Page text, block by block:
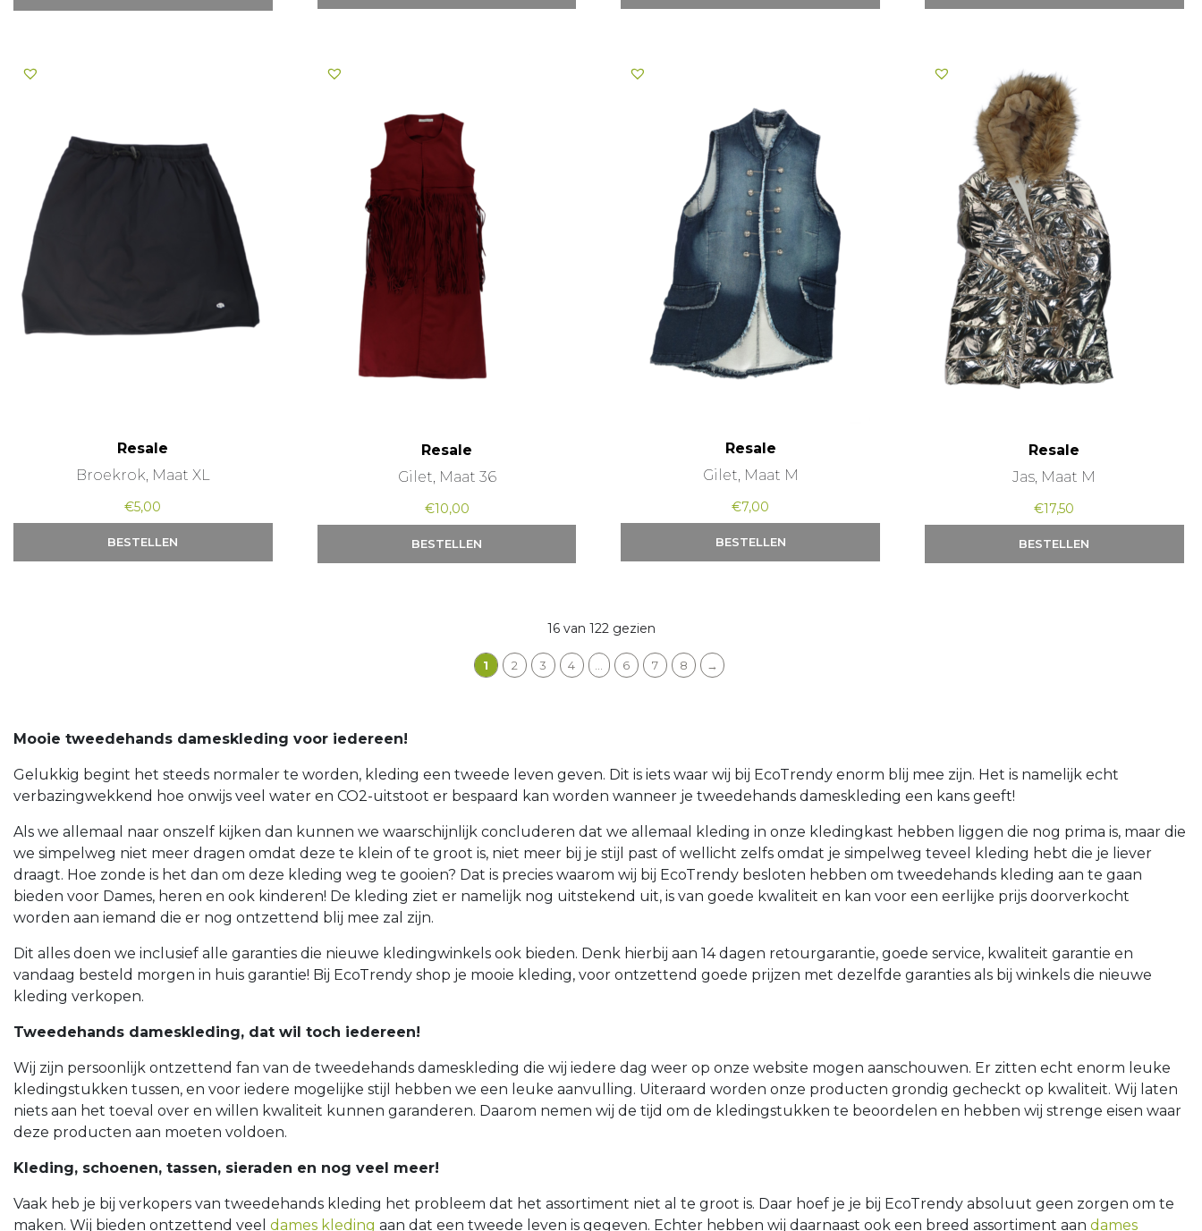
Resale
Broekrok, Maat XL
€5,00
BESTELLEN
Resale
Gilet, Maat 36
€10,00
BESTELLEN
Resale
Gilet, Maat M
€7,00
BESTELLEN
Resale
Jas, Maat M
€17,50
BESTELLEN
16 van 122 gezien
1 2 3 4 6 7 8 →
Mooie tweedehands dameskleding voor iedereen!
Gelukkig begint het steeds normaler te worden, kleding een tweede leven geven. Dit is iets waar wij bij EcoTrendy enorm blij mee zijn. Het is namelijk echt
verbazingwekkend hoe onwijs veel water en CO2-uitstoot er bespaard kan worden wanneer je tweedehands dameskleding een kans geeft!
Als we allemaal naar onszelf kijken dan kunnen we waarschijnlijk concluderen dat we allemaal kleding in onze kledingkast hebben liggen die nog prima is, maar die
we simpelweg niet meer dragen omdat deze te klein of te groot is, niet meer bij je stijl past of wellicht zelfs omdat je simpelweg teveel kleding hebt die je liever
draagt. Hoe zonde is het dan om deze kleding weg te gooien? Dat is precies waarom wij bij EcoTrendy besloten hebben om tweedehands kleding aan te gaan
bieden voor Dames, heren en ook kinderen! De kleding ziet er namelijk nog uitstekend uit, is van goede kwaliteit en kan voor een eerlijke prijs doorverkocht
worden aan iemand die er nog ontzettend blij mee zal zijn.
Dit alles doen we inclusief alle garanties die nieuwe kledingwinkels ook bieden. Denk hierbij aan 14 dagen retourgarantie, goede service, kwaliteit garantie en
vandaag besteld morgen in huis garantie! Bij EcoTrendy shop je mooie kleding, voor ontzettend goede prijzen met dezelfde garanties als bij winkels die nieuwe
kleding verkopen.
Tweedehands dameskleding, dat wil toch iedereen!
Wij zijn persoonlijk ontzettend fan van de tweedehands dameskleding die wij iedere dag weer op onze website mogen aanschouwen. Er zitten echt enorm leuke
kledingstukken tussen, en voor iedere mogelijke stijl hebben we een leuke aanvulling. Uiteraard worden onze producten grondig gecheckt op kwaliteit. Wij laten
niets aan het toeval over en willen kwaliteit kunnen garanderen. Daarom nemen wij de tijd om de kledingstukken te beoordelen en hebben wij strenge eisen waar
deze producten aan moeten voldoen.
Kleding, schoenen, tassen, sieraden en nog veel meer!
Vaak heb je bij verkopers van tweedehands kleding het probleem dat het assortiment niet al te groot is. Daar hoef je je bij EcoTrendy absoluut geen zorgen om te
maken. Wij bieden ontzettend veel dames kleding aan dat een tweede leven is gegeven. Echter hebben wij daarnaast ook een breed assortiment aan dames